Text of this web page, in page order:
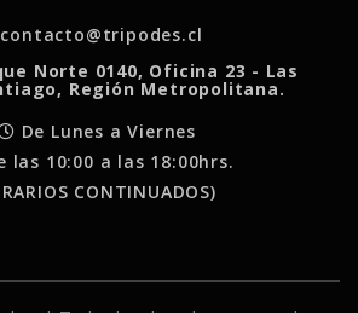
contacto@tripodes.cl
Norte 0140, Oficina 23 - Las
Región Metropolitana.
De Lunes a Viernes
las 10:00 a las 18:00hrs.
CONTINUADOS)